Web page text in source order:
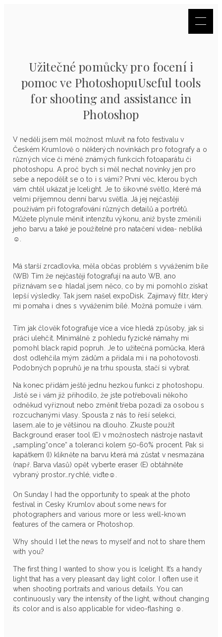
Užitečné pomůcky pro focení i
pomoc ve PhotoshopuUseful tools
for shooting and assistance in
Photoshop
V neděli jsem měl možnost mluvit na foto festivalu v
Českém Krumlově o některých novinkách pro fotografy a o
různých více či méně známých funkcích fotoaparátu či
photoshopu. A proč bych si měl nechat novinky jen pro
sebe a nepodělit se o to i s vámi? První věc, kterou bych
vám chtěl ukázat je Icelight. Je to šikovné světlo, které má
velmi příjemnou denní barvu světla. Já jej nejčastěji
používám při fotografování různých detailů a portrétů.
Můžete plynule měnit intenzitu výkonu, aniž byste změnili
jeho barvu a také je použitelné pro natačení videa- nebliká
☺.
Má starší zrcadlovka, měla občas problém s vyvážením bíle
(WB) Tím že nejčastěji fotografují na auto WB, ano
přiznávam se☺ hladal jsem něco, co by mi pomohlo získat
lepší výsledky. Tak jsem našel expoDisk. Zajimavý filtr, který
mi pomaha i dnes s vyvážením bílé. Možná pomuže i vám.
Tím jak člověk fotografuje více a více hledá způsoby, jak si
práci ulehčit. Minimálně z pohledu fyzické námahy mi
pomohl black rapid popruh. Je to užitečná pomůcka, která
dost odlehčila mým zádům a přidala mi i na pohotovosti.
Podobných popruhů je na trhu spousta, stačí si vybrat.
Na konec přidám ještě jednu hezkou funkci z photoshopu.
Jistě se i vám již přihodilo, že jste potřebovali někoho
odněkud vyřiznout nebo změnit třeba pozadí za osobou s
rozcuchanými vlasy. Spousta z nás to řeší selekci,
lasem..ale to je většinou na dlouho. Zkuste použít
Background eraser tool (E) v možnostech nástroje nastavit
„sampling“once“ a toleranci kolem 50-60% procent. Pak si
kapátkem (I) klikněte na barvu která má zůstat v nesmazána
(např. Barva vlasů) opět vyberte eraser (E) obtáhněte
vybraný prostor…rychlé, viďte☺.
On Sunday I had the opportunity to speak at the photo
festival in Cesky Krumlov about some news for
photographers and various more or less well-known
features of the camera or Photoshop.
Why should I let the news to myself and not to share them
with you?
The first thing I wanted to show you is Icelight. It’s a handy
light that has a very pleasant day light color. I often use it
when shooting portraits and various details. You can
continuously vary the intensity of the light, without changing
its color and is also applicable for video-flashing ☺.